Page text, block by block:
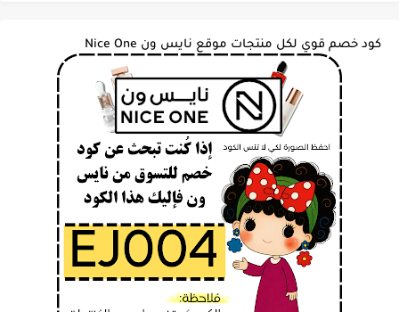
كود خصم قوي لكل منتجات موقع نايس ون Nice One